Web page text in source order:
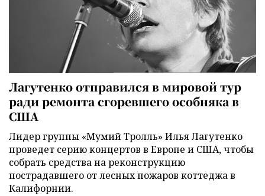
Лагутенко отправился в мировой тур
ради ремонта сгоревшего особняка в
США
Лидер группы «Мумий Тролль» Илья Лагутенко
проведет серию концертов в Европе и США, чтобы
собрать средства на реконструкцию
пострадавшего от лесных пожаров коттеджа в
Калифорнии.